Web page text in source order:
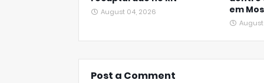
August 04, 2026
em
Post a Comment